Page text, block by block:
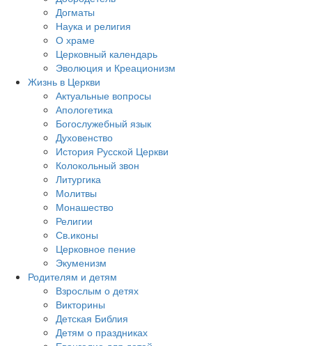
Догматы
Наука и религия
О храме
Церковный календарь
Эволюция и Креационизм
Жизнь в Церкви
Актуальные вопросы
Апологетика
Богослужебный язык
Духовенство
История Русской Церкви
Колокольный звон
Литургика
Молитвы
Монашество
Религии
Св.иконы
Церковное пение
Экуменизм
Родителям и детям
Взрослым о детях
Викторины
Детская Библия
Детям о праздниках